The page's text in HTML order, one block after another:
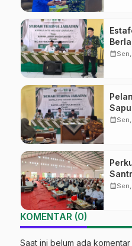
calendar_month
calendar_month
calendar_month
KOMENTAR (0)
Saat ini belum ada komentar